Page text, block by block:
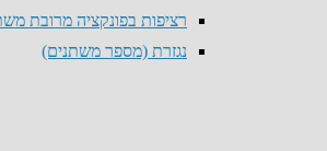
רציפות בפונקציה מרובת
נגזרת (מספר משתנים)